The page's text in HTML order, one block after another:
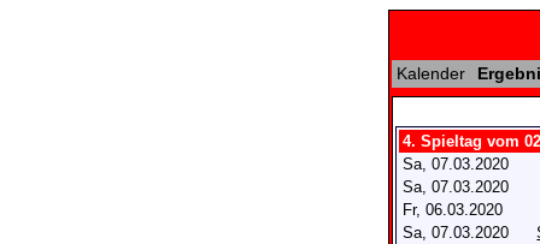
Kalender
4. Spieltag vom
Sa, 07.03.2020
Sa, 07.03.2020
Fr, 06.03.2020
Sa, 07.03.2020